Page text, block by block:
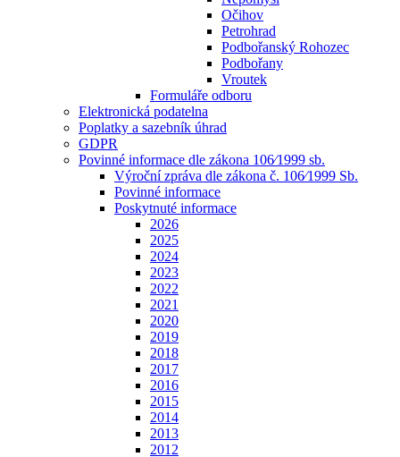
Očihov
Petrohrad
Podbořanský Rohozec
Podbořany
Vroutek
Formuláře odboru
Elektronická podatelna
Poplatky a sazebník úhrad
GDPR
Povinné informace dle zákona 106⁄1999 sb.
Výroční zpráva dle zákona č. 106⁄1999 Sb.
Povinné informace
Poskytnuté informace
2026
2025
2024
2023
2022
2021
2020
2019
2018
2017
2016
2015
2014
2013
2012